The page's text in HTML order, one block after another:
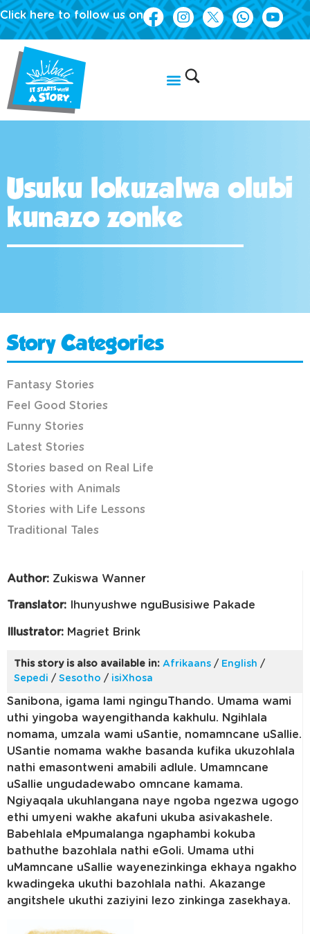
Click here to follow us on
Usuku lokuzalwa olubi
kunazo zonke
Author: Zukiswa Wanner
Translator: Ihunyushwe nguBusisiwe Pakade
Illustrator: Magriet Brink
This story is also available in: Afrikaans / English /
Sepedi / Sesotho / isiXhosa
Sanibona, igama lami nginguThando. Umama wami
uthi yingoba wayengithanda kakhulu. Ngihlala
nomama, umzala wami uSantie, nomamncane uSallie.
USantie nomama wakhe basanda kufika ukuzohlala
nathi emasontweni amabili adlule. Umamncane
uSallie ungudadewabo omncane kamama.
Ngiyaqala ukuhlangana naye ngoba ngezwa ugogo
ethi umyeni wakhe akafuni ukuba asivakashele.
Babehlala eMpumalanga ngaphambi kokuba
bathuthe bazohlala nathi eGoli. Umama uthi
uMamncane uSallie wayenezinkinga ekhaya ngakho
kwadingeka ukuthi bazohlala nathi. Akazange
angitshele ukuthi zaziyini lezo zinkinga zasekhaya.
Story Categories
Fantasy Stories
Feel Good Stories
Funny Stories
Latest Stories
Stories based on Real Life
Stories with Animals
Stories with Life Lessons
Traditional Tales